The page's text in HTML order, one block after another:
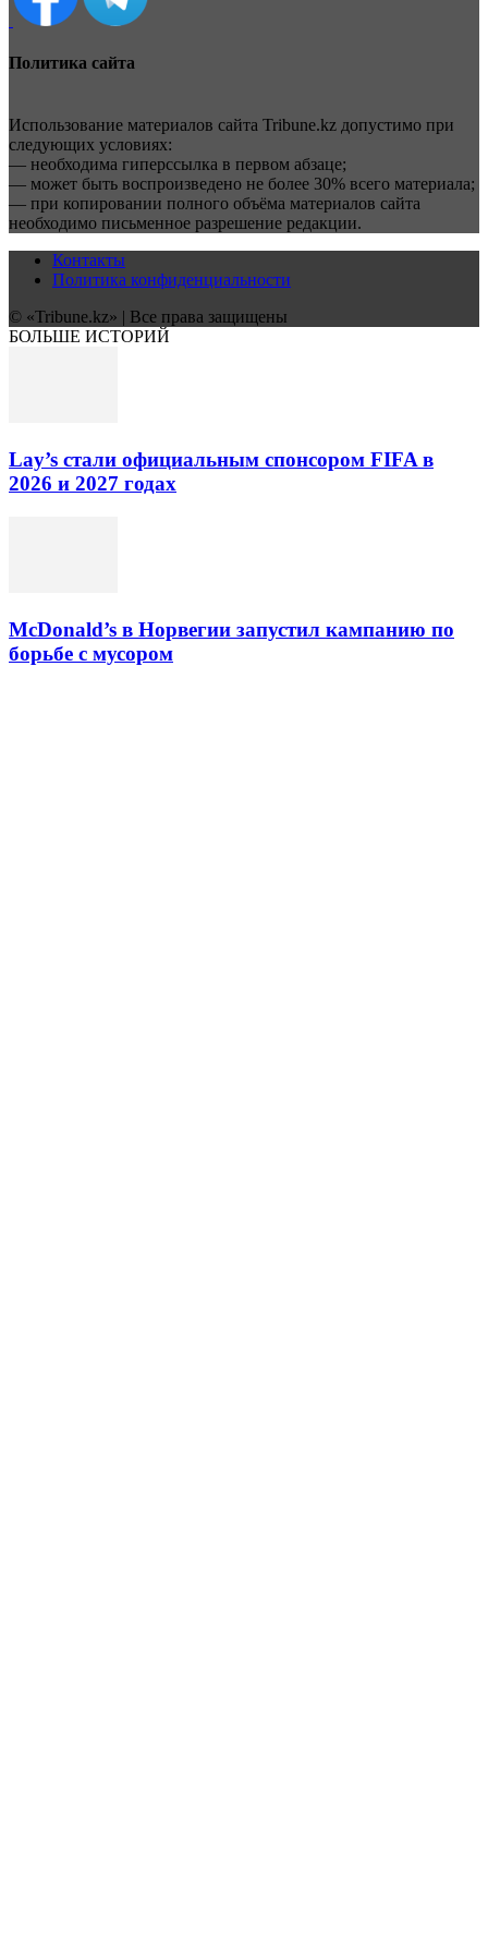
Политика сайта
Использование материалов сайта Tribune.kz допустимо при
следующих условиях:
— необходима гиперссылка в первом абзаце;
— может быть воспроизведено не более 30% всего материала;
— при копировании полного объёма материалов сайта
необходимо письменное разрешение редакции.
Контакты
Политика конфиденциальности
© «Tribune.kz» | Все права защищены
БОЛЬШЕ ИСТОРИЙ
Lay’s стали официальным спонсором FIFA в
2026 и 2027 годах
McDonald’s в Норвегии запустил кампанию по
борьбе с мусором